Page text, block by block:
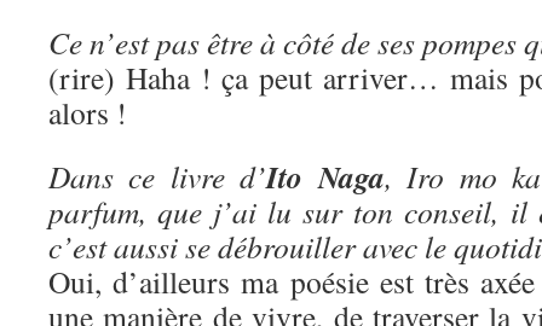
Ce n’est pas être à côté de ses pompes
(rire) Haha ! ça peut arriver… mais
alors !
Dans ce livre d’Ito Naga, Iro mo
parfum, que j’ai lu sur ton conseil,
c’est aussi se débrouiller avec le
Oui, d’ailleurs ma poésie est très
une manière de vivre, de traverser la